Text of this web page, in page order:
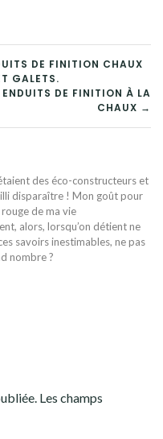
DE FINITION CHAUX
GALETS.
DE FINITION À LA
CHAUX →
des éco-constructeurs et
disparaître ! Mon goût pour
de ma vie
alors, lorsqu’on détient ne
savoirs inestimables, ne pas
nombre ?
Les champs